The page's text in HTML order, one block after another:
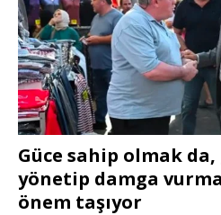
Güce sahip olmak da,
yönetip damga
önem taşıyor